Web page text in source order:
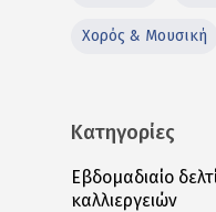
Χορός & Μουσική
Κατηγορίες
Εβδομαδιαίο
καλλιεργειών